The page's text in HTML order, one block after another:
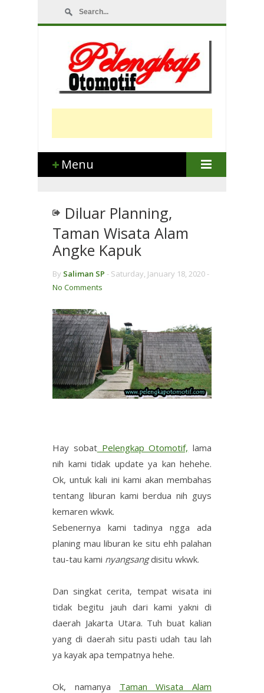
Menu
Diluar Planning,
Taman Wisata Alam
Angke Kapuk
By Saliman SP - Saturday, January 18, 2020 -
No Comments
Hay sobatPelengkap Otomotif, lama
nih kami tidak update ya kan hehehe.
Ok, untuk kali ini kami akan membahas
tentang liburan kami berdua nih guys
kemaren wkwk.
Sebenernya kami tadinya ngga ada
planing mau liburan ke situ ehh palahan
tau-tau kami nyangsangdisitu wkwk.
Dan singkat cerita, tempat wisata ini
tidak begitu jauh dari kami yakni di
daerah Jakarta Utara. Tuh buat kalian
yang di daerah situ pasti udah tau lah
ya kayak apa tempatnya hehe.
Ok, namanya Taman Wisata Alam